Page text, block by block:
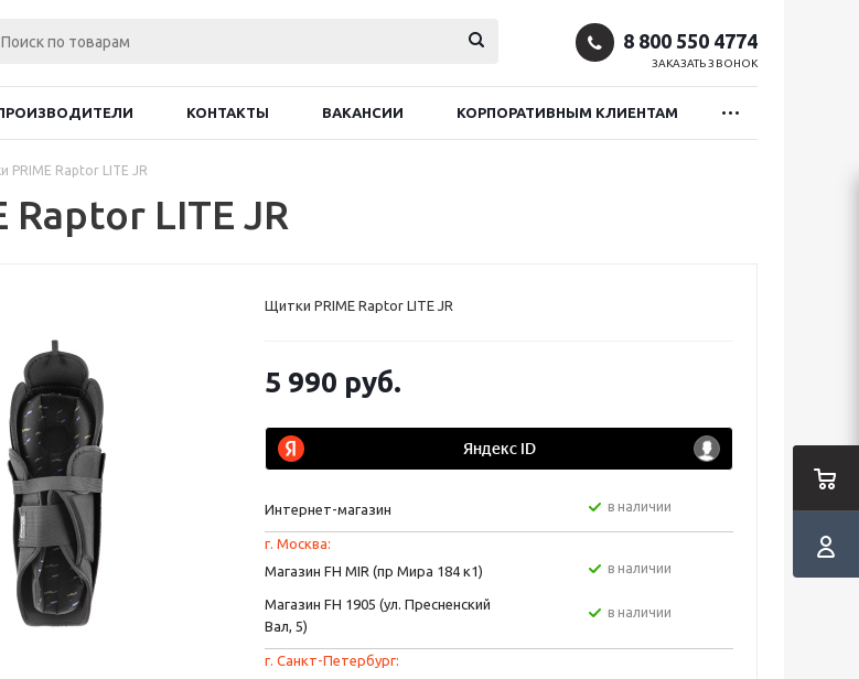
8 800 550 4774
ЗАКАЗАТЬ ЗВОНОК
КОНТАКТЫ ВАКАНСИИ КОРПОРАТИВНЫМ КЛИЕНТАМ
PRIME Raptor LITE JR
LITE JR
Щитки PRIME Raptor LITE JR
5 990 руб.
Интернет-магазин в наличии
г. Москва:
Магазин FH MIR (пр Мира 184 к1)
в наличии
Магазин FH 1905 (ул. Пресненский
Вал, 5)
в наличии
г. Санкт-Петербург: